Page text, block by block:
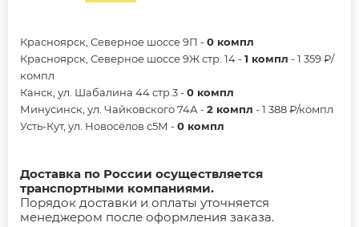
Красноярск, Северное шоссе 9П -0 компл
Красноярск, Северное шоссе 9Ж стр. 14 -1 компл - 1 359 ₽/
компл
Канск, ул. Шабалина 44 стр.3 -0 компл
Минусинск, ул. Чайковского 74А -2 компл - 1 388 ₽/компл
Усть-Кут, ул. Новосёлов с5М -0 компл
Доставка по России осуществляется
транспортными компаниями.
Порядок доставки и оплаты уточняется
менеджером после оформления заказа.